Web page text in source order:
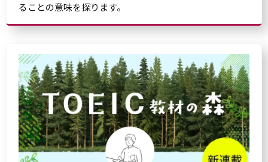
ることの意味を探ります。